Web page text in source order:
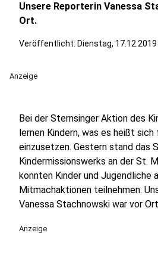
Unsere Reporterin Vanessa
Ort.
Veröffentlicht: Dienstag, 17.12.2019
Anzeige
Bei der Sternsinger Aktion des
lernen Kindern, was es heißt sich
einzusetzen. Gestern stand das
Kindermissionswerks an der St.
konnten Kinder und Jugendliche
Mitmachaktionen teilnehmen.
Vanessa Stachnowski war vor
Anzeige